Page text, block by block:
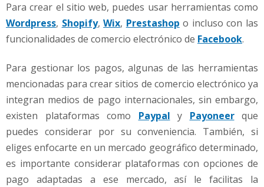
Para crear el sitio web, puedes usar herramientas como
Wordpress, Shopify,Wix, Prestashop o incluso con las
funcionalidades de comercio electrónico de Facebook.
Para gestionar los pagos, algunas de las herramientas
mencionadas para crear sitios de comercio electrónico ya
integran medios de pago internacionales, sin embargo,
existen plataformas como Paypal y Payoneerque
puedes considerar por su conveniencia. También, si
eliges enfocarte en un mercado geográfico determinado,
es importante considerar plataformas con opciones de
pago adaptadas a ese mercado, así le facilitas la